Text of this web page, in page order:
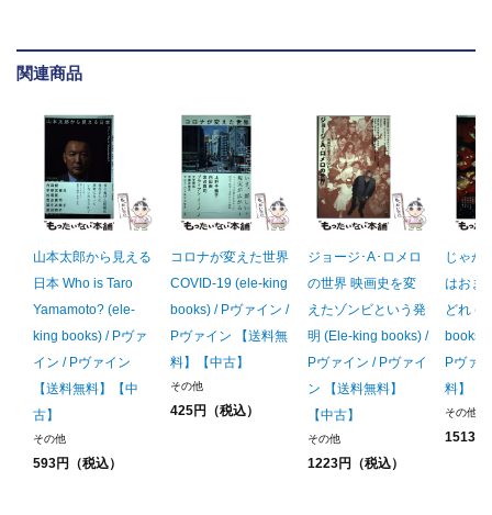
関連商品
山本太郎から見える
日本 Who is Taro
Yamamoto? (ele-
king books) / Pヴァ
イン / Pヴァイン
【送料無料】【中
古】
その他
593円（税込）
コロナが変えた世界
COVID-19 (ele-king
books) / Pヴァイン /
Pヴァイン 【送料無
料】【中古】
その他
425円（税込）
ジョージ･A･ロメロ
の世界 映画史を変
えたゾンビという発
明 (Ele-king books) /
Pヴァイン / Pヴァイ
ン 【送料無料】
【中古】
その他
1223円（税込）
じゃが
はおま
どれ
books)
Pヴァ
料】【
その他
1513円